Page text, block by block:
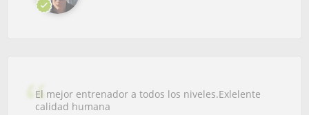
El mejor entrenador a todos los niveles.Exlelente
calidad humana